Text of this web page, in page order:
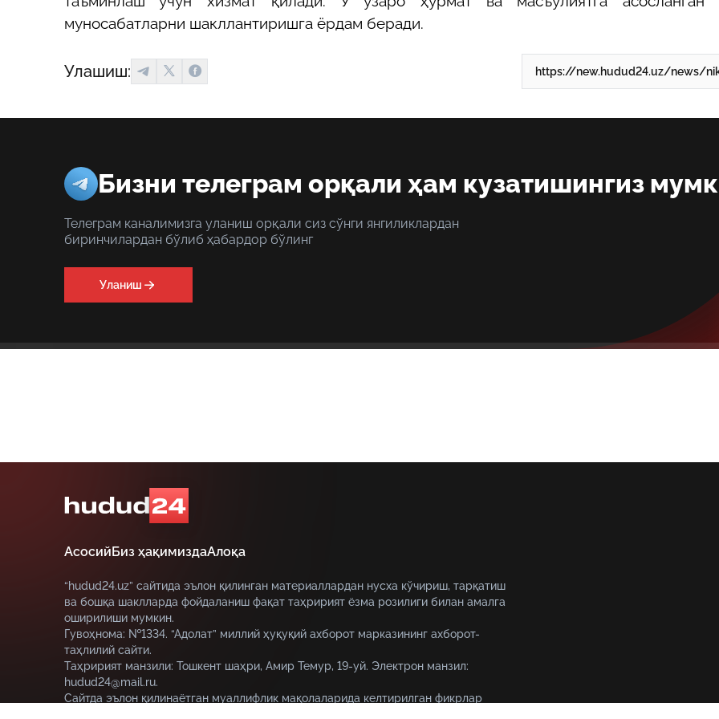
муносабатларни шакллантиришга ёрдам беради.
Улашиш:
Бизни телеграм орқали ҳам кузатишингиз
Телеграм каналимизга уланиш орқали сиз сўнги янгиликлардан
биринчилардан бўлиб ҳабардор бўлинг
Уланиш
АсосийБиз ҳақимиздаАлоқа
“hudud24.uz” сайтида эълон қилинган материаллардан нусха кўчириш, тарқатиш
ва бошқа шаклларда фойдаланиш фақат таҳририят ёзма розилиги билан амалга
оширилиши мумкин.
Гувоҳнома: №1334. “Адолат” миллий ҳуқуқий ахборот марказининг ахборот-
таҳлилий сайти.
Таҳририят манзили: Тошкент шаҳри, Амир Темур, 19-уй. Электрон манзил:
hudud24@mail.ru.
Сайтда эълон қилинаётган муаллифлик мақолаларида келтирилган фикрлар